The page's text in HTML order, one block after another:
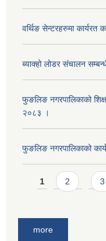
वर्थिङ सेन्टरहरुमा कार्यरत
ब्याक्हो लोडर संचालन
फुङलिङ नगरपालिकाको
२०८३ ।
फुङलिङ नगरपालिकाको
Pages
1 2 3
more